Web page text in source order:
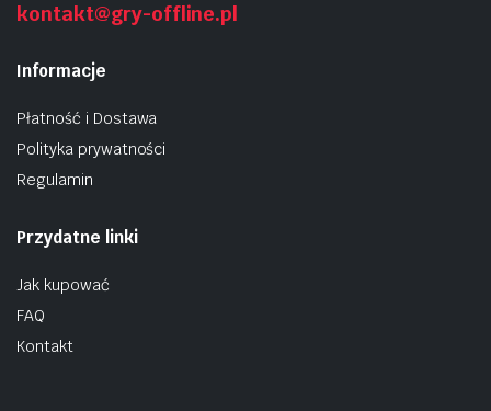
kontakt@gry-offline.pl
Informacje
Płatność i Dostawa
Polityka prywatności
Regulamin
Przydatne linki
Jak kupować
FAQ
Kontakt